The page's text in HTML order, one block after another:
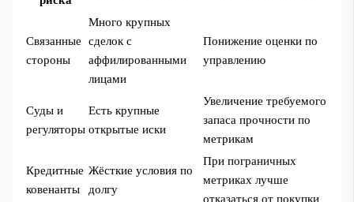
Связанные
стороны
Много крупных
сделок с
аффилированными
лицами
Понижение оценки по
управлению
Суды и
регуляторы
Есть крупные
открытые иски
Увеличение требуемого
запаса прочности по
метрикам
Кредитные
ковенанты
Жёсткие условия по
долгу
При пограничных
метриках лучше
отказаться от покупки